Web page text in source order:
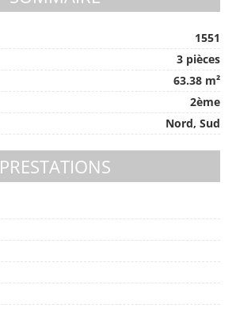
1551
3 pièces
63.38 m²
2ème
Nord, Sud
PRESTATIONS